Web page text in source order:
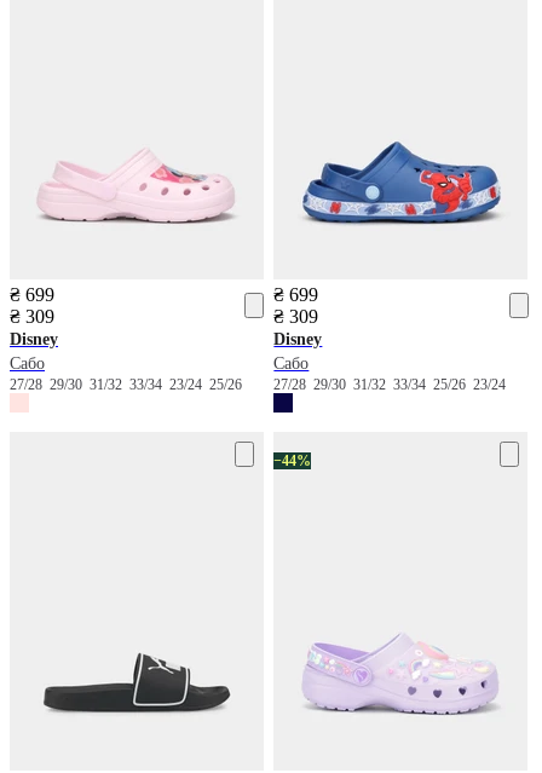
₴ 699
₴ 309
Disney
Сабо
27/28 29/30 31/32 33/34 23/24 25/26
₴ 699
₴ 309
Disney
Сабо
27/2829/3031/3233/3425/2623/24
−44%